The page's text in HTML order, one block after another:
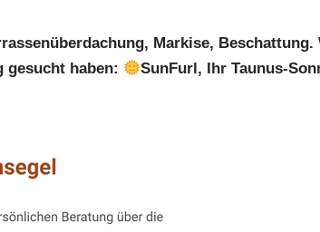
Markise, Beschattung.
gesucht haben:
SunFurl, Ihr Taunus-